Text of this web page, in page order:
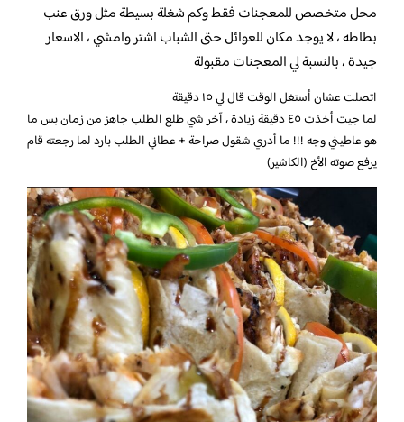
محل متخصص للمعجنات فقط وكم شغلة بسيطة مثل ورق عنب
بطاطه ، لا يوجد مكان للعوائل حتى الشباب اشتر وامشي ، الاسعار
جيدة ، بالنسبة لي المعجنات مقبولة
اتصلت عشان أستغل الوقت قال لي ١٥ دقيقة
لما جيت أخذت ٤٥ دقيقة زيادة ، آخر شي طلع الطلب جاهز من زمان بس ما
هو عاطيني وجه !!! ما أدري شقول صراحة + عطاني الطلب بارد لما رجعته قام
يرفع صوته الأخ (الكاشير)